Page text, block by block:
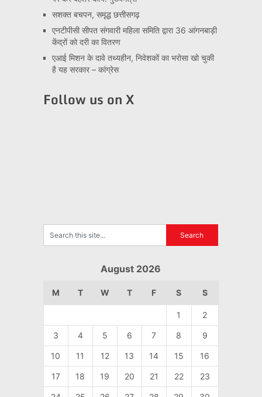
सशक्त बचपन, समृद्ध छत्तीसगढ़
एनटीपीसी सीपत संगवारी महिला समिति द्वारा 36 आंगनबाड़ी
केंद्रों को दरी का वितरण
एआई मिशन के दावे तथ्यहीन, निवेशकों का भरोसा खो चुकी
है यह सरकार – कांग्रेस
Follow us on X
August 2026
M T W T F S S
1 2
3 4 5 6 7 8 9
10 11 12 13 14 15 16
17 18 19 20 21 22 23